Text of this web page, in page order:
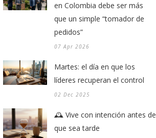
en Colombia debe ser más
que un simple “tomador de
pedidos”
07 Apr 2026
Martes: el día en que los
líderes recuperan el control
02 Dec 2025
🕰️ Vive con intención antes de
que sea tarde